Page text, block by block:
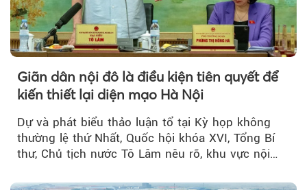
Giãn dân nội đô là điều kiện tiên quyết để
kiến thiết lại diện mạo Hà Nội
Dự và phát biểu thảo luận tổ tại Kỳ họp không
thường lệ thứ Nhất, Quốc hội khóa XVI, Tổng Bí
thư, Chủ tịch nước Tô Lâm nêu rõ, khu vực nội